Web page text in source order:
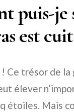
puis-je
est
Ce trésor de
élever
étoiles. Mais